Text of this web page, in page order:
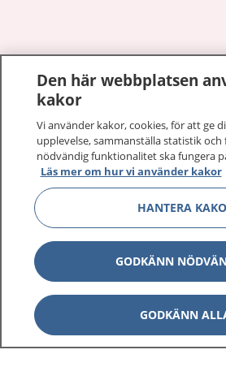
1177 på flera språk
Om 1177
Kontakt
Behandling av personuppgifter
Hantering av kakor
Inställningar för kakor
Den här webbplatsen
kakor
Vi använder kakor, cookies, för att ge
upplevelse, sammanställa statistik och
nödvändig funktionalitet ska fungera
Läs mer om hur vi använder kakor
HANTERA
GODKÄNN
GODKÄNN